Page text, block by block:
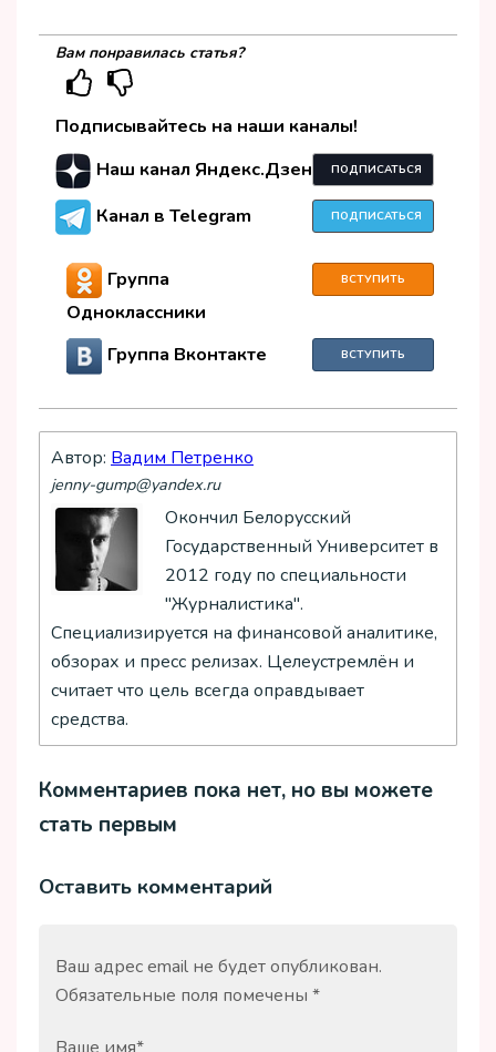
Вам понравилась статья?
Подписывайтесь на наши каналы!
Наш канал Яндекс.Дзен
ПОДПИСАТЬСЯ
Канал в Telegram ПОДПИСАТЬСЯ
Группа
Одноклассники
ВСТУПИТЬ
Группа Вконтакте ВСТУПИТЬ
Автор: Вадим Петренко
jenny-gump@yandex.ru
Окончил Белорусский
Государственный Университет в
2012 году по специальности
"Журналистика".
Специализируется на финансовой аналитике,
обзорах и пресс релизах. Целеустремлён и
считает что цель всегда оправдывает
средства.
Комментариев пока нет, но вы можете
стать первым
Оставить комментарий
Ваш адрес email не будет опубликован.
Обязательные поля помечены *